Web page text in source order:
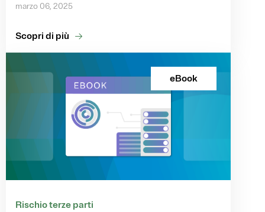
marzo 06, 2025
Scopri di più
eBook
Rischio terze parti